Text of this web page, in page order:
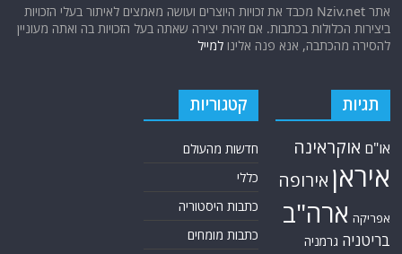
אתר Nziv.net מכבד את זכויות היוצרים ועושה מאמצים לאיתור בעלי הזכויות
ביצירות הכלולות בכתבות. אם זיהית יצירה שאתה בעל הזכויות בה ואתה מעוניין
להסירה מהכתבה, אנא פנה אלינולמייל
תגיות
או"ם אוקראינה
איראן אירופה
אפריקה ארה"ב
בריטניה גרמניה
קטגוריות
חדשות מהעולם
כללי
כתבות היסטוריה
כתבות מומחים